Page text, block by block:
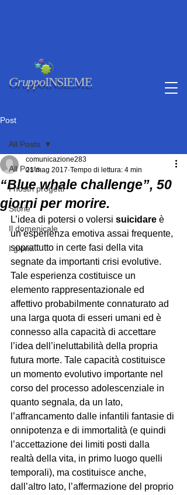
GruppoINSIEME
Post
All Posts
I nostri progetti
Storie
Il domenicale
I giorni
All Posts
“Blue whale challenge”, 50
giorni per morire.
comunicazione283
21 mag 2017 Tempo di lettura: 4 min
L’idea di potersi o volersi suicidare è
un’esperienza emotiva assai frequente,
soprattutto in certe fasi della vita
segnate da importanti crisi evolutive.
Tale esperienza costituisce un
elemento rappresentazionale ed
affettivo probabilmente connaturato ad
una larga quota di esseri umani ed è
connesso alla capacità di accettare
l’idea dell’ineluttabilità della propria
futura morte. Tale capacità costituisce
un momento evolutivo importante nel
corso del processo adolescenziale in
quanto segnala, da un lato,
l’affrancamento dalle infantili fantasie di
onnipotenza e di immortalità (e quindi
l’accettazione dei limiti posti dalla
realtà della vita, in primo luogo quelli
temporali), ma costituisce anche,
dall’altro lato, l’affermazione del proprio